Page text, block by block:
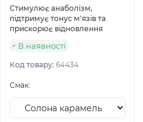
Стимулює анаболізм,
підтримує тонус м'язів та
прискорює відновлення
В наявності
Код товару: 64434
Смак: